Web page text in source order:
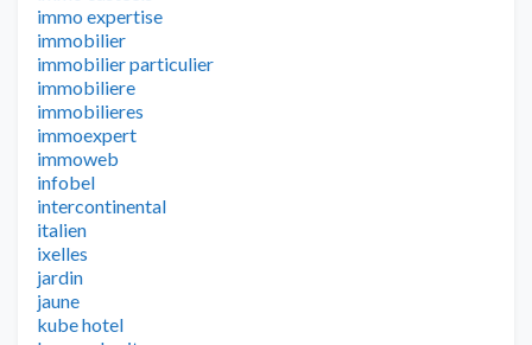
immo expertise
immobilier
immobilier particulier
immobiliere
immobilieres
immoexpert
immoweb
infobel
intercontinental
italien
ixelles
jardin
jaune
kube hotel